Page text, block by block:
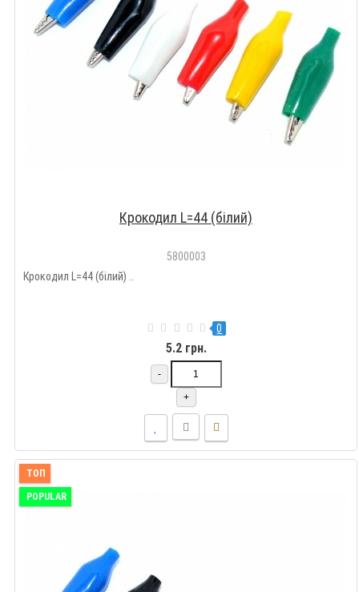
Крокодил L=44 (білий)
5800003
Крокодил L=44 (білий) ..
0
5.2 грн.
-
+
ТОП
POPULAR